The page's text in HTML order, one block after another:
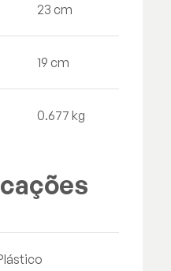
23 cm
19 cm
0.677 kg